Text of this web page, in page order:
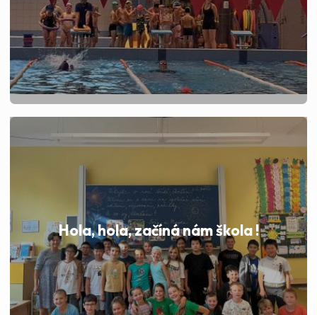
Hola, hola, začíná nám škola !